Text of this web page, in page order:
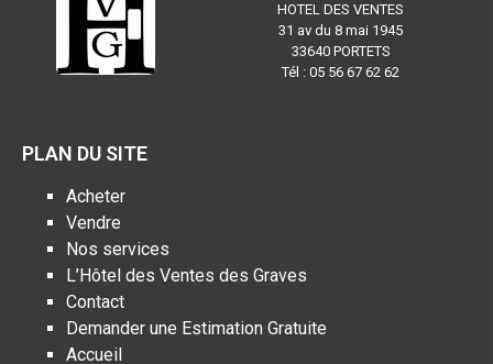
HOTEL DES VENTES
31 av du 8 mai 1945
33640 PORTETS
Tél : 05 56 67 62 62
PLAN DU SITE
Acheter
Vendre
Nos services
L’Hôtel des Ventes des Graves
Contact
Demander une Estimation Gratuite
Accueil